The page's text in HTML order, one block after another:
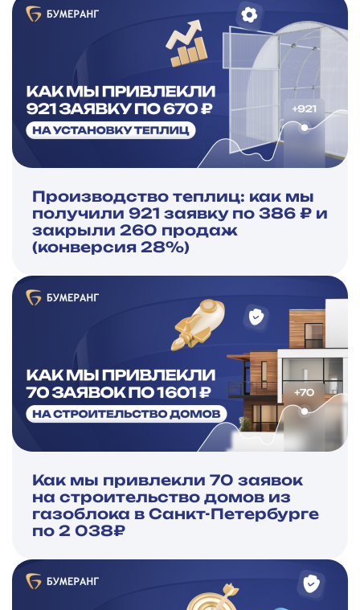
Производство теплиц: как мы
получили 921 заявку по 386 ₽ и
закрыли 260 продаж
(конверсия 28%)
Как мы привлекли 70 заявок
на строительство домов из
газоблока в Санкт-Петербурге
по 2 038₽